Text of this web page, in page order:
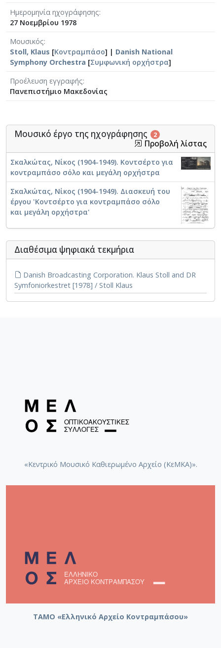
Ημερομηνία ηχογράφησης
27 Νοεμβρίου 1978
Μουσικός
Stoll, Klaus [Κοντραμπάσο] | Danish National
Symphony Orchestra [Συμφωνική ορχήστρα]
Προέλευση εγγραφής
Πανεπιστήμιο Μακεδονίας
Μουσικό έργο της ηχογράφησης 2
Προβολή λίστας
Σκαλκώτας, Νίκος (1904-1949). Κοντσέρτο για
κοντραμπάσο σόλο και μεγάλη ορχήστρα
Σκαλκώτας, Νίκος (1904-1949). Διασκευή του
έργου 'Κοντσέρτο για κοντραμπάσο σόλο
και μεγάλη ορχήστρα'
Διαθέσιμα ψηφιακά τεκμήρια
Danish Broadcasting Corporation. Klaus Stoll and DR
Symfoniorkestret [1978] / Stoll Klaus
«Κεντρικό Μουσικό Καθιερωμένο Αρχείο (ΚεΜΚΑ)».
ΤΑΜΟ «Ελληνικό Αρχείο Κοντραμπάσου»